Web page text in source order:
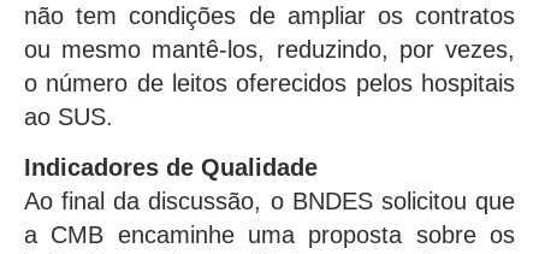
não tem condições de ampliar os contratos
ou mesmo mantê-los, reduzindo, por vezes,
o número de leitos oferecidos pelos hospitais
ao SUS.
Indicadores de Qualidade
Ao final da discussão, o BNDES solicitou que
a CMB encaminhe uma proposta sobre os